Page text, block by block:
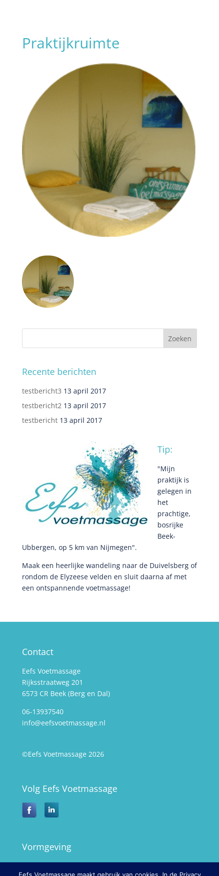
Praktijkruimte
Recente berichten
testbericht3 13 april 2017
testbericht2 13 april 2017
testbericht 13 april 2017
Tip:
"Mijn
praktijk is
gelegen in
het
prachtige,
bosrijke
Beek-
Ubbergen, op 5 km van Nijmegen".
Maak een heerlijke wandeling naar de Duivelsberg of
rondom de Elyzeese velden en sluit daarna af met
een ontspannende voetmassage!
Contact
Eefs Voetmassage
Rijksstraatweg 201
6573 CR Beek (Berg en Dal)
06-13937540
info@eefsvoetmassage.nl
©Eefs Voetmassage 2026
Volg Eefs Voetmassage
Vormgeving